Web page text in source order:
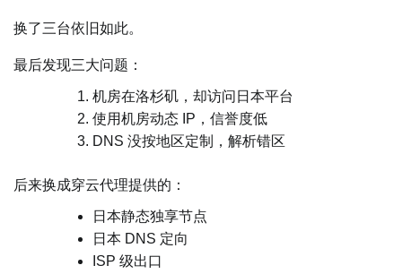
换了三台依旧如此。
最后发现三大问题：
机房在洛杉矶，却访问日本平台
使用机房动态 IP，信誉度低
DNS 没按地区定制，解析错区
后来换成穿云代理提供的：
日本静态独享节点
日本 DNS 定向
ISP 级出口